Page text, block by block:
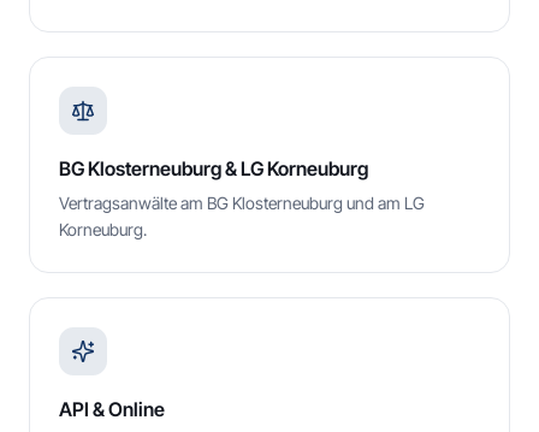
BG Klosterneuburg & LG Korneuburg
Vertragsanwälte am BG Klosterneuburg und am LG
Korneuburg.
API & Online